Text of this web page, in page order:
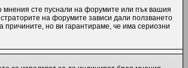
мнения сте пуснали на форумите или пък вашия
на форумите зависи дали ползването
но ви гарантираме, че има сериозни